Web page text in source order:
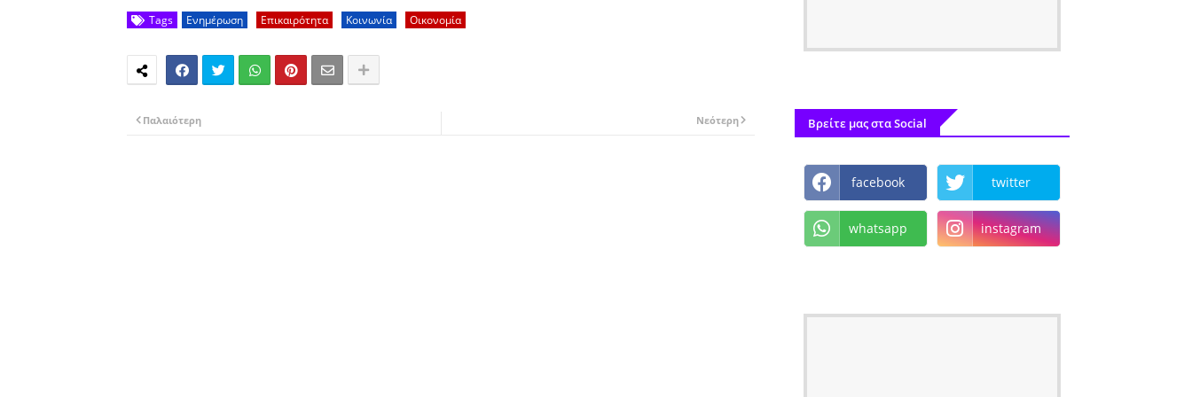
Tags Ενημέρωση Επικαιρότητα Κοινωνία Οικονομία
Νεότερη
Παλαιότερη Βρείτε μας στα Social
facebook twitter
whatsapp instagram